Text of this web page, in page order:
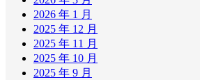
2026 年 1 月
2025 年 12 月
2025 年 11 月
2025 年 10 月
2025 年 9 月